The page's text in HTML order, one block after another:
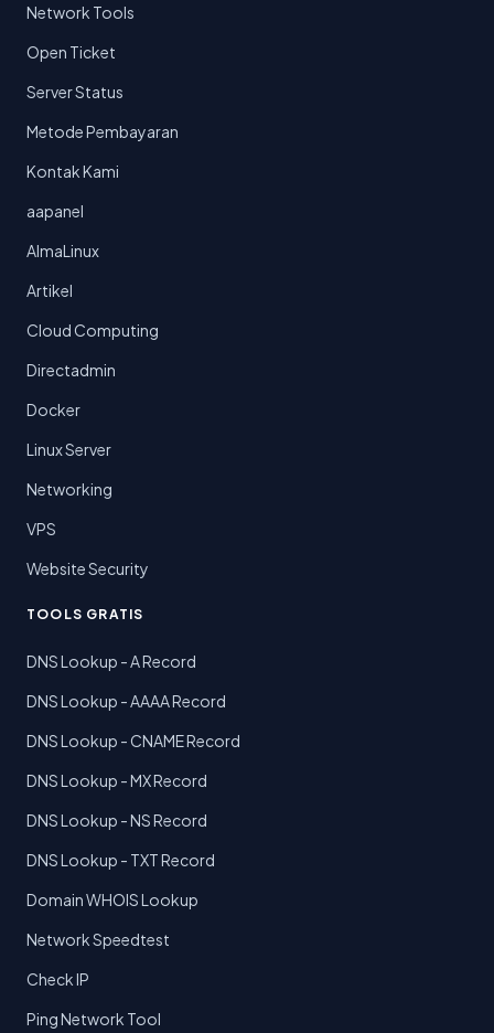
Network Tools
Open Ticket
Server Status
Metode Pembayaran
Kontak Kami
aapanel
AlmaLinux
Artikel
Cloud Computing
Directadmin
Docker
Linux Server
Networking
VPS
Website Security
TOOLS GRATIS
DNS Lookup - A Record
DNS Lookup - AAAA Record
DNS Lookup - CNAME Record
DNS Lookup - MX Record
DNS Lookup - NS Record
DNS Lookup - TXT Record
Domain WHOIS Lookup
Network Speedtest
Check IP
Ping Network Tool